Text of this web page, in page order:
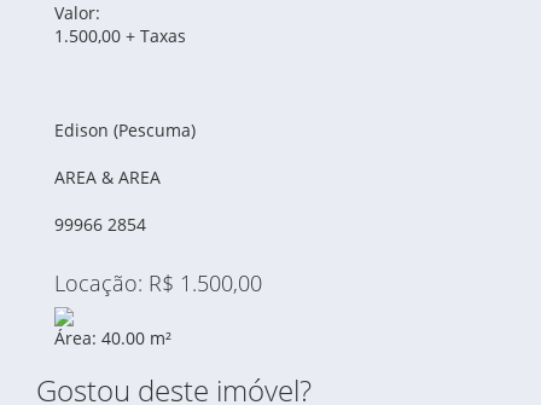
Valor:
1.500,00 + Taxas
Edison (Pescuma)
AREA & AREA
99966 2854
Locação: R$ 1.500,00
Área: 40.00 m²
Gostou deste imóvel?